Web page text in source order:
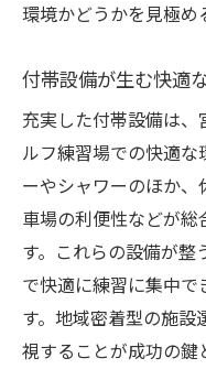
環境かどうかを見極め
付帯設備が生む快適
充実した付帯設備は
ルフ練習場での快適
ーやシャワーのほか
車場の利便性などが
す。これらの設備が整
で快適に練習に集中
す。地域密着型の施
視することが成功の鍵